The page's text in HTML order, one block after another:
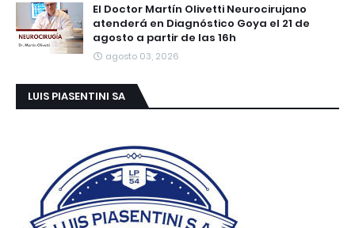
El Doctor Martín Olivetti Neurocirujano
atenderá en Diagnóstico Goya el 21 de
agosto a partir de las 16h
agosto 03, 2026
LUIS PIASENTINI SA